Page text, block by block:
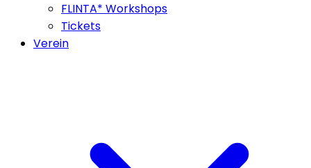
FLINTA* Workshops
Tickets
Verein